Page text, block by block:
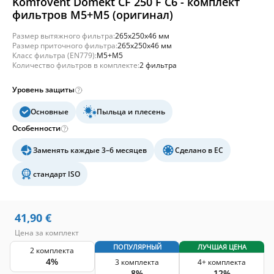
фильтров M5+M5 (оригинал)
Размер вытяжного фильтра:265x250x46 мм
Размер приточного фильтра:265x250x46 мм
Класс фильтра (EN779):M5+M5
Количество фильтров в комплекте:2 фильтра
Уровень защиты
Основные
Пыльца и плесень
Особенности
Заменять каждые 3–6 месяцев Сделано в ЕС
стандарт ISO
41,90 €
Цена за комплект
2 комплекта
4%
ПОПУЛЯРНЫЙ
3 комплекта
ЛУЧШАЯ ЦЕНА
4+ комплекта